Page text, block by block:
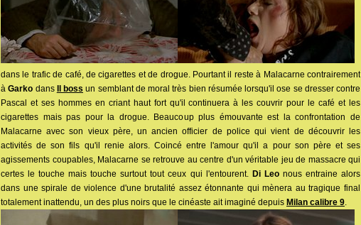
dans le trafic de café, de cigarettes et de drogue. Pourtant il reste à Malacarne contrairement
àGarko dans Il boss un semblant de moral très bien résumée lorsqu'il ose se dresser contre
Pascal et ses hommes en criant haut fort qu'il continuera à les couvrir pour le café et les
cigarettes mais pas pour la drogue. Beaucoup plus émouvante est la confrontation de
Malacarne avec son vieux père, un ancien officier de police qui vient de découvrir les
activités de son fils qu'il renie alors. Coincé entre l'amour qu'il a pour son père et ses
agissements coupables, Malacarne se retrouve au centre d'un véritable jeu de massacre qui
certes le touche mais touche surtout tout ceux qui l'entourent. Di Leonous entraine alors
dans une spirale de violence d'une brutalité assez étonnante qui mènera au tragique final
totalement inattendu, un des plus noirs que le cinéaste ait imaginé depuis Milan calibre 9.